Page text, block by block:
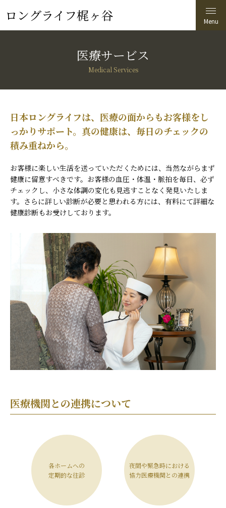
ロングライフ梶ヶ谷
医療サービス
Medical Services
日本ロングライフは、医療の面からもお客様をし
っかりサポート。真の健康は、毎日のチェックの
積み重ねから。
お客様に楽しい生活を送っていただくためには、当然ながらまず
健康に留意すべきです。お客様の血圧・体温・脈拍を毎日、必ず
チェックし、小さな体調の変化も見逃すことなく発見いたしま
す。さらに詳しい診断が必要と思われる方には、有料にて詳細な
健康診断もお受けしております。
医療機関との連携について
各ホームへの
定期的な往診
夜間や緊急時における
協力医療機関との連携